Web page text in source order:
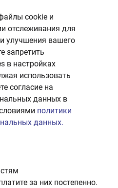
cookie и
отслеживания для
улучшения вашего
запретить
в настройках
использовать
согласие на
данных в
политики
данных.
за них постепенно.